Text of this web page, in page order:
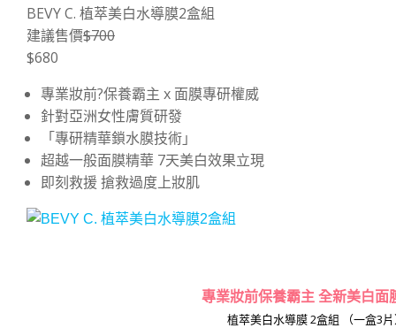
BEVY C. 植萃美白水導膜2盒組
建議售價$700
$680
專業妝前?保養霸主 x 面膜專研權威
針對亞洲女性膚質研發
「專研精華鎖水膜技術」
超越一般面膜精華 7天美白效果立現
即刻救援 搶救過度上妝肌
專業妝前保養霸主 全新美白面
植萃美白水導膜 2盒組 （一盒3